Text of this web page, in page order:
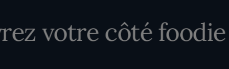
votre côté foodie